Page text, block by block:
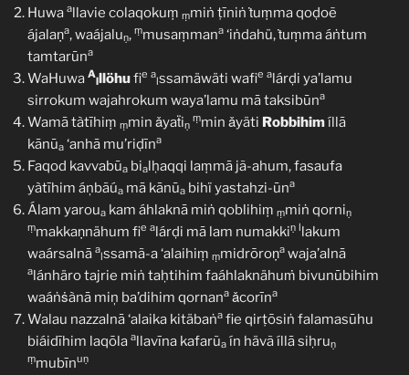
Huwa allavie colaqokuṃ ṃmiṅ ṭīniṅ ṫuṃma qoḍoẽ
ájalaṇa, waájaluṇ, ṃmusaṃmana ‘iṅdahü, ṫuṃma áṅtum
tamtarūna
WaHuwa A
lllöhufie a
lssamäwäti wafie alárḍi ya’lamu
sirrokum wajahrokum waya’lamu mā taksibūna
Wamā tàtīhiṃ ṃmin ǎyaẗiṇ
ṃmin ǎyäti Robbihimíllā
kānūa ‘anhā mu’riḍīna
Faqod kavvabūa bialḥaqqi laṃmā jã-ahum, fasaufa
yàtīhim áņbãúa mā kānūa bihï yastahzi-ūna
Álam yaroua kam áhlaknā miṅ qoblihiṃ ṃmiṅ qorniṇ
ṃmakkaṇnähum fie alárḍi mā lam numakkiṇ llakum
waársalnā a
lssamã-a ‘alaihiṃ ṃmidrōroṇa waja’alnā
alánhäro tajrie miṅ taḥtihim faáhlaknähuṁ bivunūbihim
waáṅṡànā miņ ba’dihim qornana ǎcorīna
Walau nazzalnā ‘alaika kitäbaṅa fie qirṭōsiṅ falamasūhu
biáidīhim laqōla allavīna kafarũa ín hävã íllā siḥruṇ
ṃmubīnuṇ